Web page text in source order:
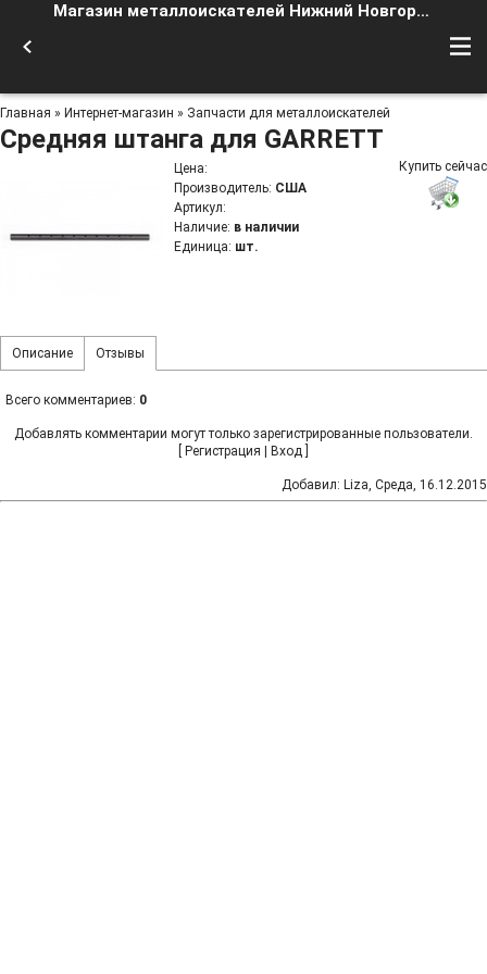
Магазин металлоискателей Нижний Новгород
Главная » Интернет-магазин » Запчасти для металлоискателей
Средняя штанга для GARRETT
Цена:
Производитель: США
Артикул:
Наличие: в наличии
Единица: шт.
Купить сейчас
Описание Отзывы
Всего комментариев: 0
Добавлять комментарии могут только зарегистрированные пользователи.
Регистрация Вход
Добавил: Liza, Среда, 16.12.2015